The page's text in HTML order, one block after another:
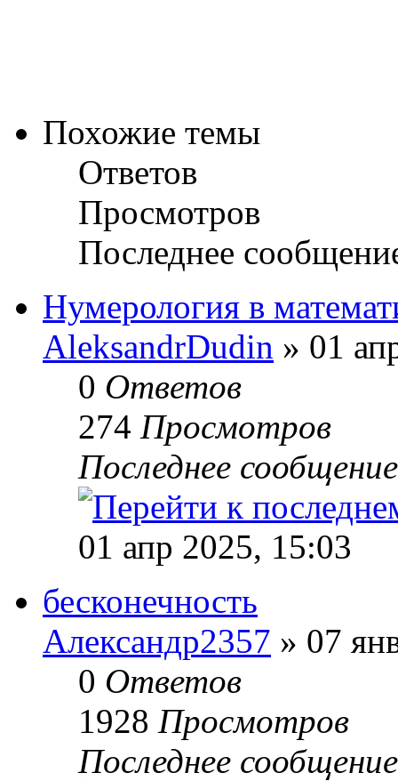
Похожие темы
Ответов
Просмотров
Последнее
Нумерология в
AleksandrDudin » 01
0 Ответов
274 Просмотров
Последнее
01 апр 2025, 15:03
бесконечность
Александр2357 » 07
0 Ответов
1928 Просмотров
Последнее